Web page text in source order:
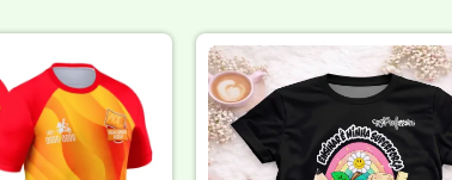
Biologia Geografia